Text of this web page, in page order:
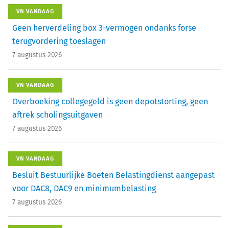
VN VANDAAG
Geen herverdeling box 3-vermogen ondanks forse
terugvordering toeslagen
7 augustus 2026
VN VANDAAG
Overboeking collegegeld is geen depotstorting, geen
aftrek scholingsuitgaven
7 augustus 2026
VN VANDAAG
Besluit Bestuurlijke Boeten Belastingdienst aangepast
voor DAC8, DAC9 en minimumbelasting
7 augustus 2026